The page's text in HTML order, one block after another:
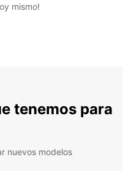
mismo!
tenemos para
nuevos modelos